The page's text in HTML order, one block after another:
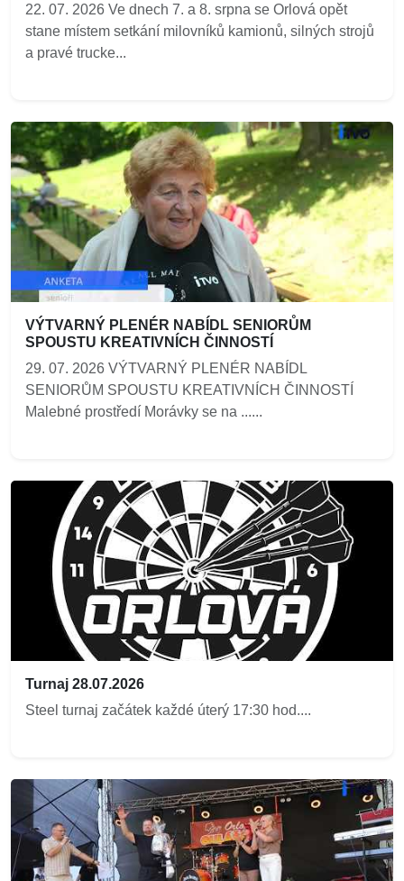
22. 07. 2026 Ve dnech 7. a 8. srpna se Orlová opět
stane místem setkání milovníků kamionů, silných strojů
a pravé trucke...
VÝTVARNÝ PLENÉR NABÍDL SENIORŮM
SPOUSTU KREATIVNÍCH ČINNOSTÍ
29. 07. 2026 VÝTVARNÝ PLENÉR NABÍDL
SENIORŮM SPOUSTU KREATIVNÍCH ČINNOSTÍ
Malebné prostředí Morávky se na ......
Turnaj 28.07.2026
Steel turnaj začátek každé úterý 17:30 hod....